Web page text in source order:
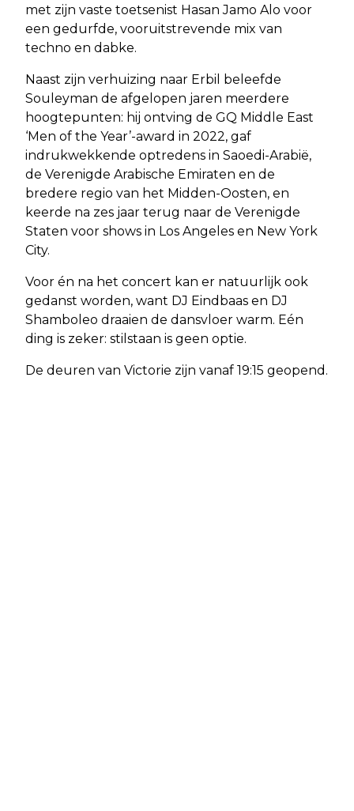
met zijn vaste toetsenist Hasan Jamo Alo voor
een gedurfde, vooruitstrevende mix van
techno en dabke.
Naast zijn verhuizing naar Erbil beleefde
Souleyman de afgelopen jaren meerdere
hoogtepunten: hij ontving de GQ Middle East
‘Men of the Year’-award in 2022, gaf
indrukwekkende optredens in Saoedi-Arabië,
de Verenigde Arabische Emiraten en de
bredere regio van het Midden-Oosten, en
keerde na zes jaar terug naar de Verenigde
Staten voor shows in Los Angeles en New York
City.
Voor én na het concert kan er natuurlijk ook
gedanst worden, want DJ Eindbaas en DJ
Shamboleo draaien de dansvloer warm. Eén
ding is zeker: stilstaan is geen optie.
De deuren van Victorie zijn vanaf 19:15 geopend.